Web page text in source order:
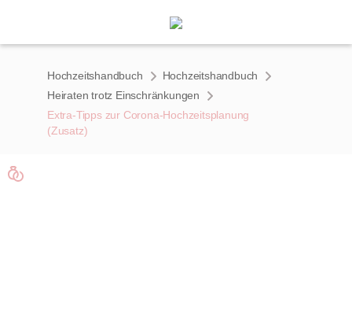
Hochzeitshandbuch
Hochzeitshandbuch
Heiraten trotz Einschränkungen
Extra-Tipps zur Corona-Hochzeitsplanung
(Zusatz)